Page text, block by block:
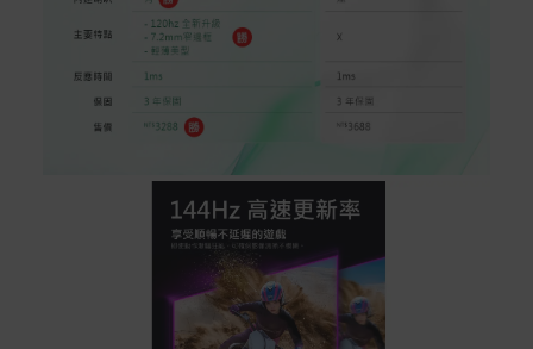
付款方式
本網站提供以下付款方式：
信用卡一次付清：支援Visa、Master Card及JCB卡
別
信用卡分期付款：限指定商品使用，滿1千享3期0利
率/滿1萬享3期0利率/滿3萬享12期0利率
銀行帳戶轉帳：使用一次性虛擬帳戶
LINEPAY(含iPASS MONEY)
Apple Pay：須使用行動裝置
Samsung Wallet (原Samsung Pay)：須使用行動裝